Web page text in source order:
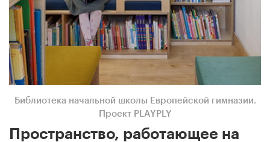
Библиотека начальной школы Европейской гимназии.
Проект PLAYPLY
Пространство, работающее на